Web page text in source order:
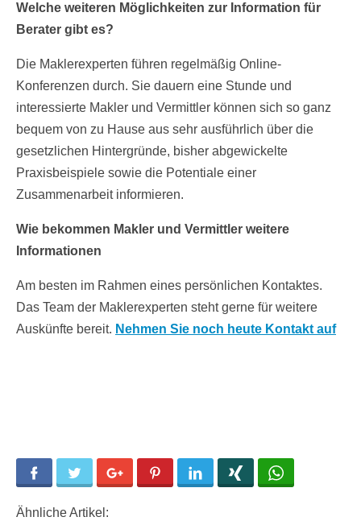
Welche weiteren Möglichkeiten zur Information für
Berater gibt es?
Die Maklerexperten führen regelmäßig Online-
Konferenzen durch. Sie dauern eine Stunde und
interessierte Makler und Vermittler können sich so ganz
bequem von zu Hause aus sehr ausführlich über die
gesetzlichen Hintergründe, bisher abgewickelte
Praxisbeispiele sowie die Potentiale einer
Zusammenarbeit informieren.
Wie bekommen Makler und Vermittler weitere
Informationen
Am besten im Rahmen eines persönlichen Kontaktes.
Das Team der Maklerexperten steht gerne für weitere
Auskünfte bereit. Nehmen Sie noch heute Kontakt auf
Facebook Twitter Google+ Pinterest LinkedIn
Ähnliche Artikel: